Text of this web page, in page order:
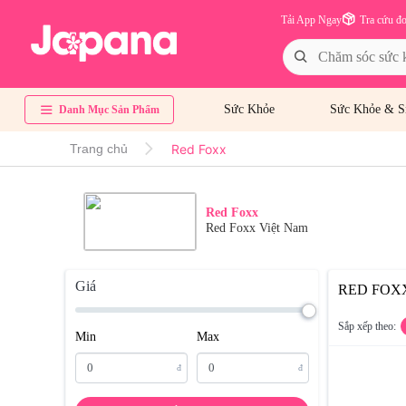
Tra cứu
Tải App Ngay
Danh Mục Sản Phẩm Sức Khỏe Sức Khỏe &
Trang chủ Red Foxx
Red Foxx
Red Foxx Việt Nam
Giá
Min
đ
Max
đ
RED
Sắp xếp theo: